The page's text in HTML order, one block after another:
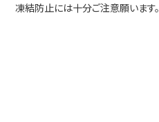
凍結防止には十分ご注意願います。